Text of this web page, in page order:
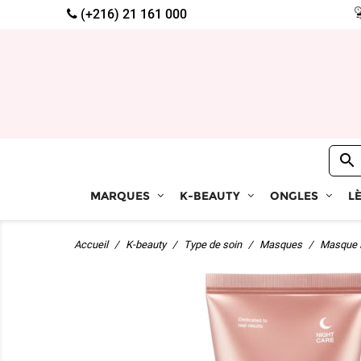
(+216) 21 161 000
MARQUES K-BEAUTY ONGLES

Accueil K-beauty Type de soin Masques Masque